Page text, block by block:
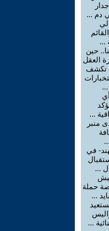
دم ...
...
حين
العقل
تكشف
...
...
منبر
في
...
حملة
...
...